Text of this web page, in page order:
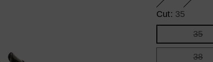
Cut: 35
35
38